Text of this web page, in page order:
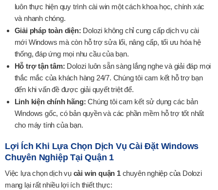
luôn thực hiện quy trình cài win một cách khoa học, chính xác
và nhanh chóng.
Giải pháp toàn diện: Dolozi không chỉ cung cấp dịch vụ cài
mới Windows mà còn hỗ trợ sửa lổi, nâng cấp, tối ưu hóa hệ
thống, đáp ứng mọi nhu cầu của bạn.
Hỗ trợ tận tâm: Dolozi luôn sẵn sàng lắng nghe và giải đáp mọi
thắc mắc của khách hàng 24/7. Chúng tôi cam kết hỗ trợ bạn
đến khi vấn đề được giải quyết triệt để.
Linh kiện chính hãng: Chúng tôi cam kết sử dụng các bản
Windows gốc, có bản quyền và các phần mềm hỗ trợ tốt nhất
cho máy tính của bạn.
Lợi Ích Khi Lựa Chọn Dịch Vụ Cài Đặt Windows
Chuyên Nghiệp Tại Quận 1
Việc lựa chọn dịch vụ cài win quận 1chuyên nghiệp của Dolozi
mang lại rất nhiều lợi ích thiết thực: